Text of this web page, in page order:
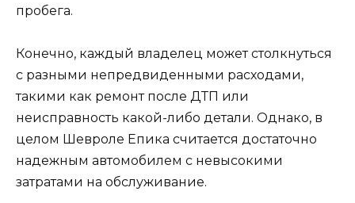
пробега.
Конечно, каждый владелец может столкнуться
с разными непредвиденными расходами,
такими как ремонт после ДТП или
неисправность какой-либо детали. Однако, в
целом Шевроле Епика считается достаточно
надежным автомобилем с невысокими
затратами на обслуживание.